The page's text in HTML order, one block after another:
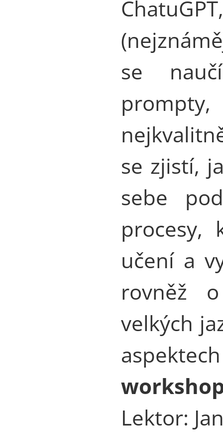
se
se zjistí,
sebe
procesy,
učení a
rovněž
velkých
Lektor: